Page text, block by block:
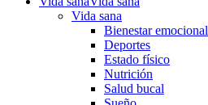
Vida sana
Bienestar emocional
Deportes
Estado físico
Nutrición
Salud bucal